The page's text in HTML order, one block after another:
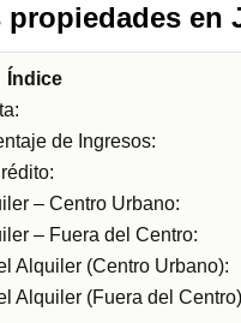
propiedades en
Índice
de Ingresos:
– Centro Urbano:
– Fuera del Centro:
Alquiler (Centro Urbano):
Alquiler (Fuera del